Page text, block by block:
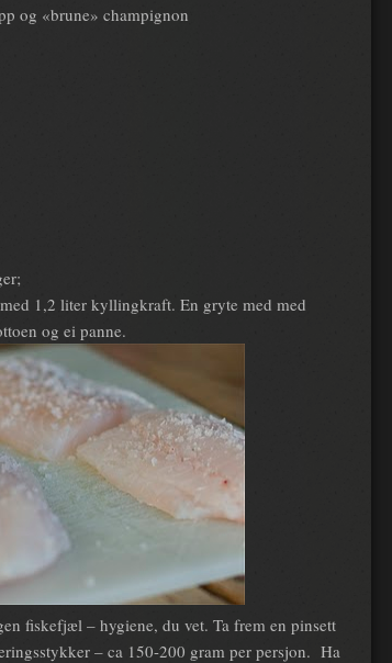
og «brune» champignon
1,2 liter kyllingkraft. En gryte med med
og ei panne.
fiskefjæl – hygiene, du vet. Ta frem en pinsett
– ca 150-200 gram per persjon. Ha